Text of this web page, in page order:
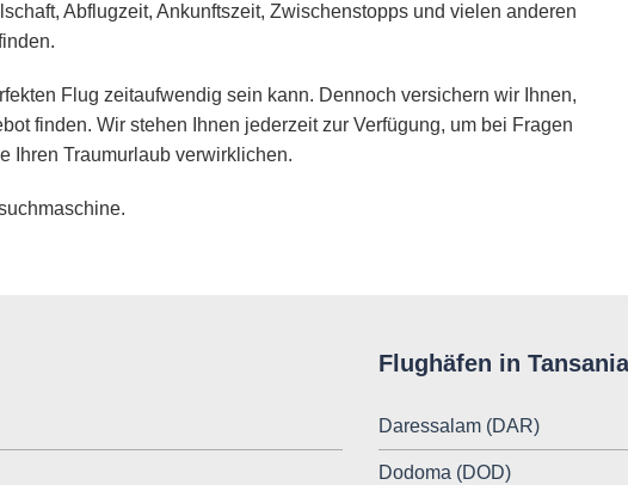
Abflugzeit, Ankunftszeit, Zwischenstopps und vielen anderen
Flug zeitaufwendig sein kann. Dennoch versichern wir Ihnen,
finden. Wir stehen Ihnen jederzeit zur Verfügung, um bei Fragen
Ihren Traumurlaub verwirklichen.
Flughäfen in Tansania
Daressalam (DAR)
Dodoma (DOD)